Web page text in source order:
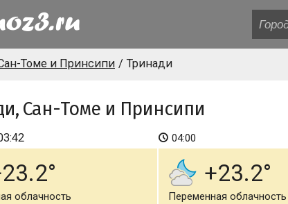
Томе и Принсипи Тринади
Сан-Томе и Принсипи
облачность
04:00
+23.2
Переменная облачность